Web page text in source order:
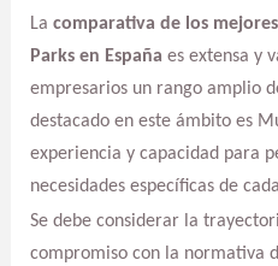
La comparativa de los
Parks en España es extensa y
empresarios un rango amplio
destacado en este ámbito es
experiencia y capacidad para
necesidades específicas de
Se debe considerar la
compromiso con la normativa